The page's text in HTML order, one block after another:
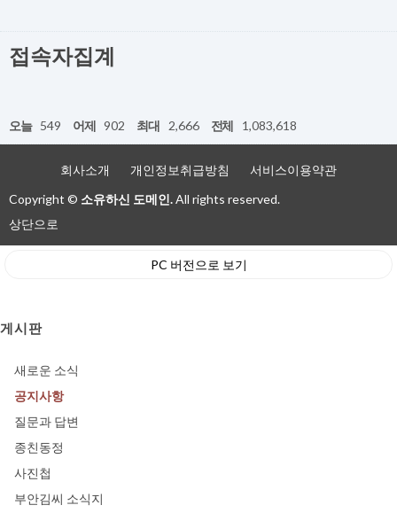
접속자집계
오늘 549 어제 902 최대 2,666 전체 1,083,618
회사소개 개인정보취급방침
서비스이용약관
Copyright © 소유하신 도메인.All rights reserved.
상단으로
PC 버전으로 보기
게시판
새로운 소식
공지사항
질문과 답변
종친동정
사진첩
부안김씨 소식지